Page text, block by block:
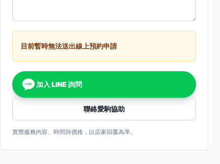
目前暫時無法送出線上預約申請
LINE 加入 LINE 詢問
聯絡愛駒協助
實際服務內容、時間與價格，以店家回覆為準。